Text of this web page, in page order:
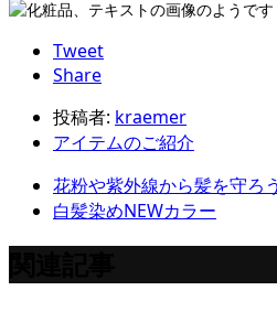
Tweet
Share
投稿者: kraemer
アイテムのご紹介
花粉や紫外線から髪を守ろう
白髪染めNEWカラー